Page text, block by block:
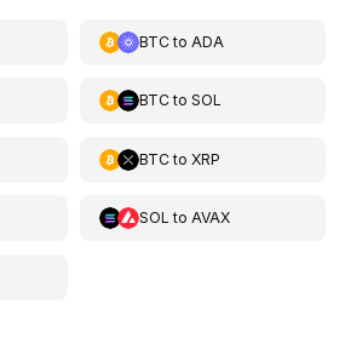
BTCto ADA
BTCto SOL
BTCto XRP
SOL to AVAX